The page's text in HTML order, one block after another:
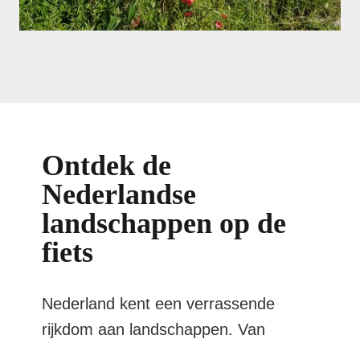
Ontdek de
Nederlandse
landschappen op de
fiets
Nederland kent een verrassende
rijkdom aan landschappen. Van